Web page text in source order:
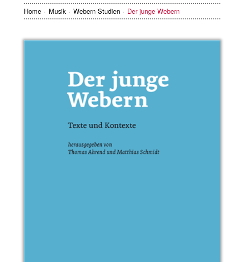
Home Musik Webern-Studien Der junge Webern